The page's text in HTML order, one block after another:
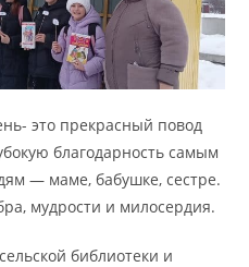
это прекрасный повод
благодарность самым
— маме, бабушке, сестре.
мудрости и милосердия.
библиотеки и